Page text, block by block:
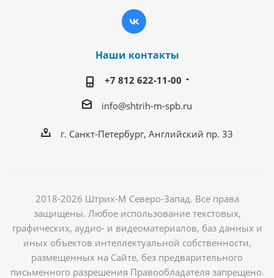
Наши контакты
+7 812 622-11-00
info@shtrih-m-spb.ru
г. Санкт-Петербург, Английский пр. 33
2018-2026 Штрих-М Северо-Запад. Все права
защищены. Любое использование текстовых,
графических, аудио- и видеоматериалов, баз данных и
иных объектов интеллектуальной собственности,
размещенных на Сайте, без предварительного
письменного разрешения Правообладателя запрещено.